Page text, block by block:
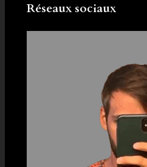
Réseaux sociaux